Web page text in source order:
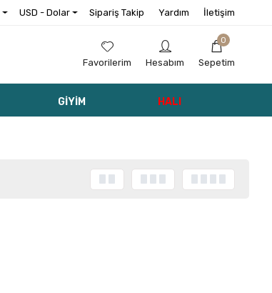
USD - Dolar Sipariş Takip Yardım İletişim
Favorilerim Hesabım
0
Sepetim
GİYİM HALI